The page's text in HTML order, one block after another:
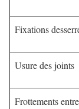
Fixations
Usure des joints
Frottements